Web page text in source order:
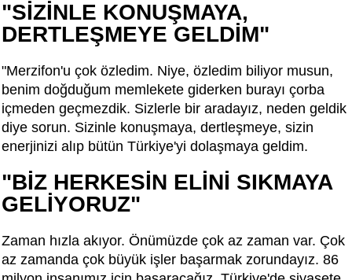
"SİZİNLE KONUŞMAYA,
DERTLEŞMEYE GELDİM"
"Merzifon'u çok özledim. Niye, özledim biliyor musun,
benim doğduğum memlekete giderken burayı çorba
içmeden geçmezdik. Sizlerle bir aradayız, neden geldik
diye sorun. Sizinle konuşmaya, dertleşmeye, sizin
enerjinizi alıp bütün Türkiye'yi dolaşmaya geldim.
"BİZ HERKESİN ELİNİ SIKMAYA
GELİYORUZ"
Zaman hızla akıyor. Önümüzde çok az zaman var. Çok
az zamanda çok büyük işler başarmak zorundayız. 86